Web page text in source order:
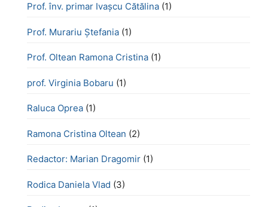
Prof. înv. primar Ivașcu Cătălina (1)
Prof. Murariu Ștefania (1)
Prof. Oltean Ramona Cristina (1)
prof. Virginia Bobaru (1)
Raluca Oprea (1)
Ramona Cristina Oltean (2)
Redactor: Marian Dragomir (1)
Rodica Daniela Vlad (3)